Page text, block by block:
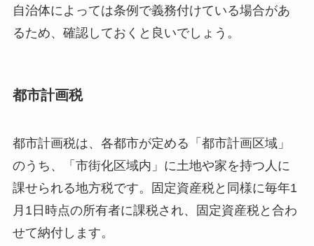
自治体によっては条例で義務付けている場合があ
るため、確認しておくと良いでしょう。
都市計画税
都市計画税は、各都市が定める「都市計画区域」
のうち、「市街化区域内」に土地や家を持つ人に
課せられる地方税です。固定資産税と同様に毎年1
月1日時点の所有者に課税され、固定資産税と合わ
せて納付します。